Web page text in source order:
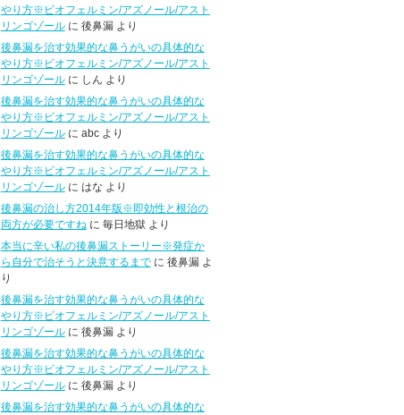
やり方※ビオフェルミン/アズノール/アスト
リンゴゾールに 後鼻漏 より
後鼻漏を治す効果的な鼻うがいの具体的な
やり方※ビオフェルミン/アズノール/アスト
リンゴゾールに しん より
後鼻漏を治す効果的な鼻うがいの具体的な
やり方※ビオフェルミン/アズノール/アスト
リンゴゾールに abc より
後鼻漏を治す効果的な鼻うがいの具体的な
やり方※ビオフェルミン/アズノール/アスト
リンゴゾールに はな より
後鼻漏の治し方2014年版※即効性と根治の
両方が必要ですねに 毎日地獄 より
本当に辛い私の後鼻漏ストーリー※発症か
ら自分で治そうと決意するまでに 後鼻漏 よ
り
後鼻漏を治す効果的な鼻うがいの具体的な
やり方※ビオフェルミン/アズノール/アスト
リンゴゾールに 後鼻漏 より
後鼻漏を治す効果的な鼻うがいの具体的な
やり方※ビオフェルミン/アズノール/アスト
リンゴゾールに 後鼻漏 より
後鼻漏を治す効果的な鼻うがいの具体的な